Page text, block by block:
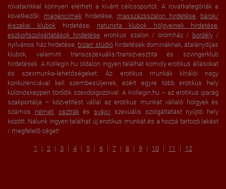
rovatainkkal könnyen elérheti a kívánt célcsoportot. A rovatkategóriák a
következők: magáncímek hirdetése, masszázsszalon hirdetése, bárok/
éjszakai klubok hirdetése, naturista klubok hölgyeinek hirdetése,
eszkortszolgáltatások hirdetése, erotikus szalon / örömház / bordély/
nyilvános ház hirdetése, bizarr stúdióhirdetések domináknak, átalánydíjas
klubok, valamint transzszexuális/transzvesztita és szvingerklub
hirdetések. A Kollegin.hu oldalon ingyen találhat komoly erotikus állásokat
és szexmunka-lehetőségeket. Az erotikus munkák kínálói nagy
konkurenciával kell szembesüljenek, ezért egyre több erotikus hely
különösképpen törődik szexdolgozóival. A Kollegin.hu – az erotikus iparág
szakportálja – közvetítést vállal az erotikus munkát vállaló hölgyek és
számos német, osztrákés svájci szexuális szolgáltatást nyújtó hely
között. Nálunk ingyen találhat új erotikus munkát és a hozzá tartozó lakást
/ megfelelő céget!
1 2 3 4 5 6 7 8 9 10 11 12